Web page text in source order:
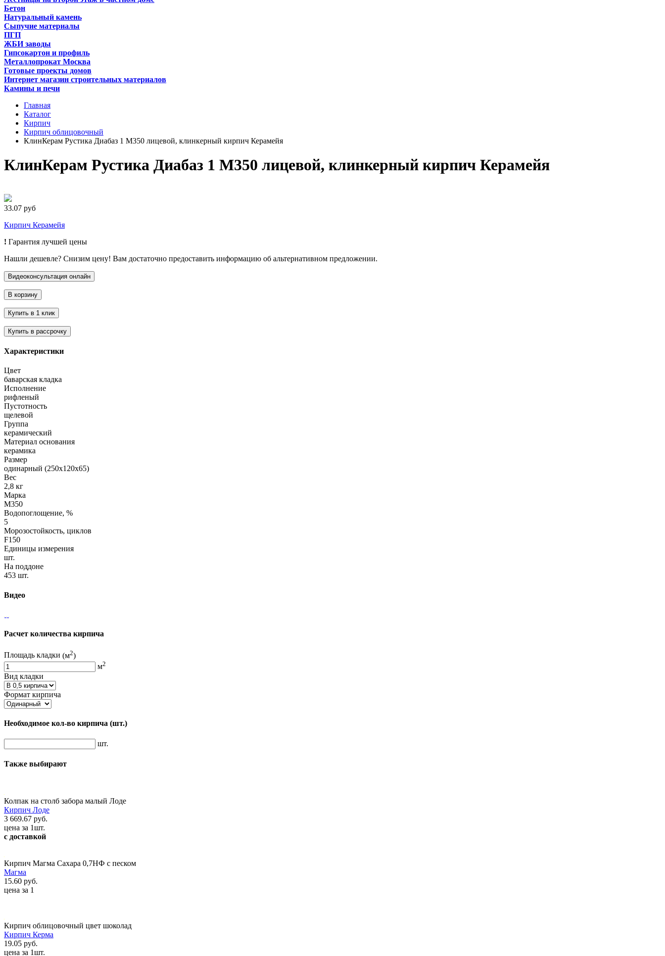
Бетон
Натуральный камень
Сыпучие материалы
ПГП
ЖБИ заводы
Гипсокартон и профиль
Металлопрокат Москва
Готовые проекты домов
Интернет магазин строительных материалов
Камины и печи
Главная
Каталог
Кирпич
Кирпич облицовочный
КлинКерам Рустика Диабаз 1 М350 лицевой, клинкерный кирпич Керамейя
КлинКерам Рустика Диабаз 1 М350 лицевой, клинкерный кирпич Керамейя
33.07 руб
Кирпич Керамейя
! Гарантия лучшей цены
Нашли дешевле? Снизим цену! Вам достаточно предоставить информацию об альтернативном предложении.
Характеристики
Цвет
баварская кладка
Исполнение
рифленый
Пустотность
щелевой
Группа
керамический
Материал основания
керамика
Размер
одинарный (250х120х65)
Вес
2,8 кг
Марка
М350
Водопоглощение, %
5
Морозостойкость, циклов
F150
Единицы измерения
шт.
На поддоне
453 шт.
Видео
Расчет количества кирпича
Площадь кладки (м2)
м2
Вид кладки
Формат кирпича
Необходимое кол-во кирпича (шт.)
шт.
Также выбирают
Колпак на столб забора малый Лоде
Кирпич Лоде
3 669.67 руб.
цена за 1шт.
с доставкой
Кирпич Магма Сахара 0,7НФ с песком
Магма
15.60 руб.
цена за 1
Кирпич облицовочный цвет шоколад
Кирпич Керма
19.05 руб.
цена за 1шт.